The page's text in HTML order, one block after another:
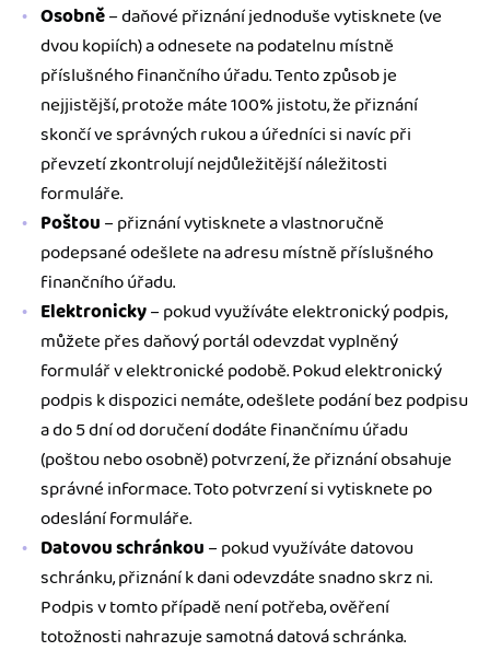
Osobně– daňové přiznání jednoduše vytisknete (ve
dvou kopiích) a odnesete na podatelnu místně
příslušného finančního úřadu. Tento způsob je
nejjistější, protože máte 100% jistotu, že přiznání
skončí ve správných rukou a úředníci si navíc při
převzetí zkontrolují nejdůležitější náležitosti
formuláře.
Poštou– přiznání vytisknete a vlastnoručně
podepsané odešlete na adresu místně příslušného
finančního úřadu.
Elektronicky– pokud využíváte elektronický podpis,
můžete přes daňový portál odevzdat vyplněný
formulář v elektronické podobě. Pokud elektronický
podpis k dispozici nemáte, odešlete podání bez podpisu
a do 5 dní od doručení dodáte finančnímu úřadu
(poštou nebo osobně) potvrzení, že přiznání obsahuje
správné informace. Toto potvrzení si vytisknete po
odeslání formuláře.
Datovou schránkou– pokud využíváte datovou
schránku, přiznání k dani odevzdáte snadno skrz ni.
Podpis v tomto případě není potřeba, ověření
totožnosti nahrazuje samotná datová schránka.